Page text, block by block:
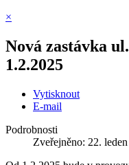
×
Nová zastávka
1.2.2025
Vytisknout
E-mail
Podrobnosti
Zveřejněno: 22.